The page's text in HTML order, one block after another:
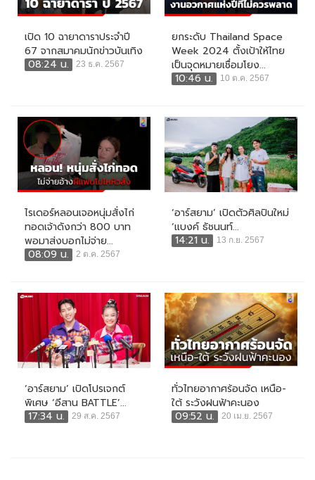
เปิด 10 ฉายาดาราประจำปี
67 จากสมาคมนักข่าวบันเทิง
08:24 น.
23 ธ.ค. 2567
ยกระดับ Thailand Space
Week 2024 ตั้งเป้าให้ไทย
เป็นจุดหมายเชื่อมโยง...
10:46 น.
10 ต.ค. 2567
ไรเดอร์หลอนเจอหนุ่มสั่งไก่
ทอดเจ้าดังกว่า 800 บาท
พอมาส่งบอกไม่จ่าย...
08:09 น.
2 ต.ค. 2567
‘อาร์สยาม’ เปิดตัวศิลปินใหม่
‘แบงค์ ธัชนนท์...
14:21 น.
13 ก.ย. 2567
‘อาร์สยาม’ เปิดโปรเจกต์
พิเศษ ‘อีสาน BATTLE’...
17:34 น.
29 ส.ค. 2567
ทั่วไทยอากาศร้อนจัด เหนือ-
ใต้ ระวังฝนฟ้าคะนอง
09:52 น.
20 เม.ย. 2567